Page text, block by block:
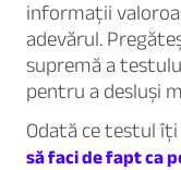
informații
adevărul.
supremă a
pentru a desluși
Odată ce testul
să faci de fapt ca